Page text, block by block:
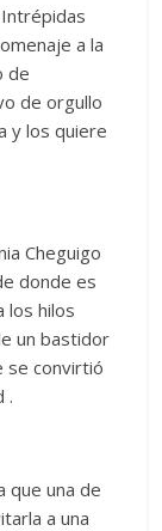
Intrépidas
a la
de
de orgullo
y los quiere
Cheguigo
donde es
los hilos
un bastidor
se convirtió
.
que una de
a una